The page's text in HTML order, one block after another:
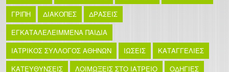
ΓΡΙΠΗ
ΔΙΑΚΟΠΕΣ
ΔΡΑΣΕΙΣ
ΕΓΚΑΤΑΛΕΛΕΙΜΜΕΝΑ ΠΑΙΔΙΑ
ΙΑΤΡΙΚΟΣ ΣΥΛΛΟΓΟΣ ΑΘΗΝΩΝ
ΙΩΣΕΙΣ
ΚΑΤΑΓΓΕΛΙΕΣ
ΚΑΤΕΥΘΥΝΣΕΙΣ
ΛΟΙΜΩΞΕΙΣ ΣΤΟ ΙΑΤΡΕΙΟ ΟΔΗΓΙΕΣ